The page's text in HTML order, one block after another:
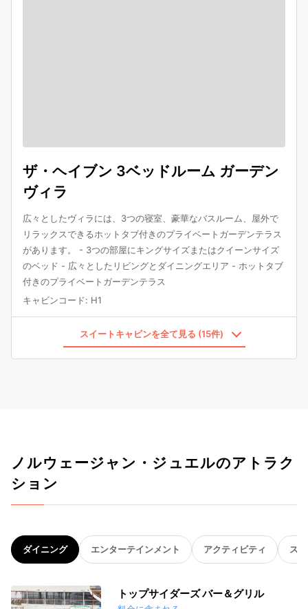
ザ・ヘイブン 3ベッドルーム ガーデン
ヴィラ
広々としたヴィラには、3つの寝室、豪華なバスルーム、屋外で
リラックスできるホットタブ付きのプライベートガーデンテラス
があります。 - 3つの部屋にキングサイズまたはクイーンサイズ
のベッド - 広々としたリビングとダイニングエリア - ホットタブ
付きのプライベートガーデンテラス
キャビンコード: H1
スイートキャビンを全て見る (15件)
ノルウェージャン・ジュエルのアトラク
ション
ダイニング エンターテインメント アクティビティ ス
トップサイダーズ バー＆グリル